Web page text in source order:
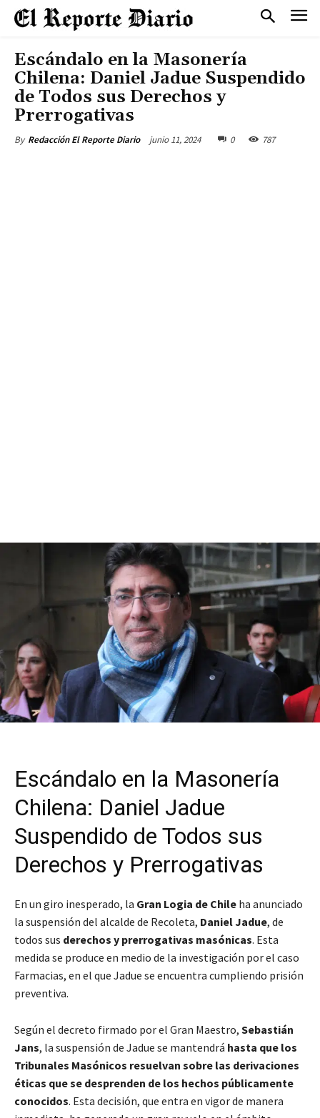
Escándalo en la Masonería
Chilena: Daniel Jadue Suspendido
de Todos sus Derechos y
Prerrogativas
By Redacción El Reporte Diario junio 11, 2024 0 787
Escándalo en la Masonería
Chilena: Daniel Jadue
Suspendido de Todos sus
Derechos y Prerrogativas
En un giro inesperado, la Gran Logia de Chile ha anunciado
la suspensión del alcalde de Recoleta, Daniel Jadue, de
todos sus derechos y prerrogativas masónicas. Esta
medida se produce en medio de la investigación por el caso
Farmacias, en el que Jadue se encuentra cumpliendo prisión
preventiva.
Según el decreto firmado por el Gran Maestro, Sebastián
Jans, la suspensión de Jadue se mantendrá hasta que los
Tribunales Masónicos resuelvan sobre las derivaciones
éticas que se desprenden de los hechos públicamente
conocidos. Esta decisión, que entra en vigor de manera